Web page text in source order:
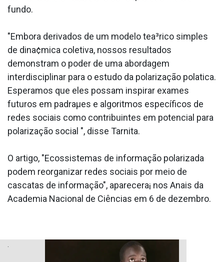
fundo.
"Embora derivados de um modelo tea³rico simples
de dina¢mica coletiva, nossos resultados
demonstram o poder de uma abordagem
interdisciplinar para o estudo da polarização pola­tica.
Esperamos que eles possam inspirar exames
futuros em padraµes e algoritmos específicos de
redes sociais como contribuintes em potencial para
polarização social ", disse Tarnita.
O artigo, "Ecossistemas de informação polarizada
podem reorganizar redes sociais por meio de
cascatas de informação", aparecera¡ nos Anais da
Academia Nacional de Ciências em 6 de dezembro.
.